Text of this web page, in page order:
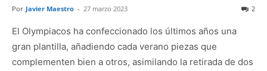
Por Javier Maestro - 27 marzo 2023 2
El Olympiacos ha confeccionado los últimos años una
gran plantilla, añadiendo cada verano piezas que
complementen bien a otros, asimilando la retirada de dos